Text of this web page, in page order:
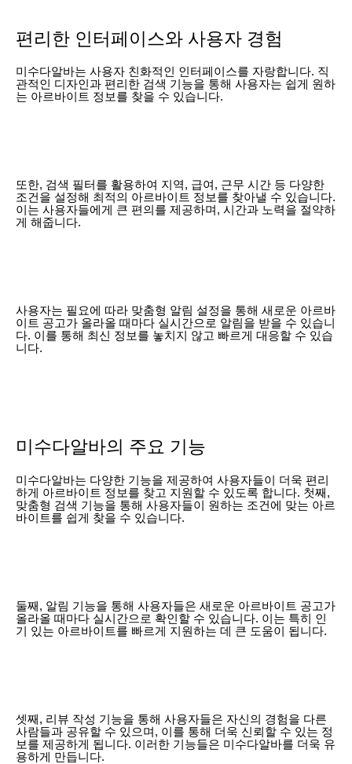
편리한 인터페이스와 사용자 경험
미수다알바는 사용자 친화적인 인터페이스를 자랑합니다. 직
관적인 디자인과 편리한 검색 기능을 통해 사용자는 쉽게 원하
는 아르바이트 정보를 찾을 수 있습니다.
또한, 검색 필터를 활용하여 지역, 급여, 근무 시간 등 다양한
조건을 설정해 최적의 아르바이트 정보를 찾아낼 수 있습니다.
이는 사용자들에게 큰 편의를 제공하며, 시간과 노력을 절약하
게 해줍니다.
사용자는 필요에 따라 맞춤형 알림 설정을 통해 새로운 아르바
이트 공고가 올라올 때마다 실시간으로 알림을 받을 수 있습니
다. 이를 통해 최신 정보를 놓치지 않고 빠르게 대응할 수 있습
니다.
미수다알바의 주요 기능
미수다알바는 다양한 기능을 제공하여 사용자들이 더욱 편리
하게 아르바이트 정보를 찾고 지원할 수 있도록 합니다. 첫째,
맞춤형 검색 기능을 통해 사용자들이 원하는 조건에 맞는 아르
바이트를 쉽게 찾을 수 있습니다.
둘째, 알림 기능을 통해 사용자들은 새로운 아르바이트 공고가
올라올 때마다 실시간으로 확인할 수 있습니다. 이는 특히 인
기 있는 아르바이트를 빠르게 지원하는 데 큰 도움이 됩니다.
셋째, 리뷰 작성 기능을 통해 사용자들은 자신의 경험을 다른
사람들과 공유할 수 있으며, 이를 통해 더욱 신뢰할 수 있는 정
보를 제공하게 됩니다. 이러한 기능들은 미수다알바를 더욱 유
용하게 만듭니다.